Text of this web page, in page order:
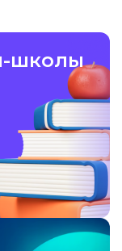
школы